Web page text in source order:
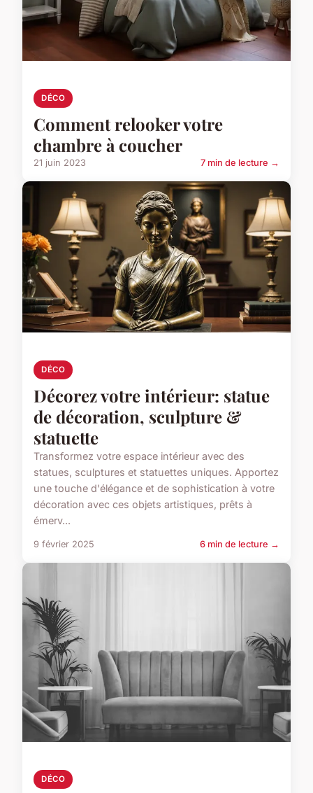
DÉCO
Comment relooker votre
chambre à coucher
21 juin 2023 7 min de lecture →
DÉCO
Décorez votre intérieur: statue
de décoration, sculpture &
statuette
Transformez votre espace intérieur avec des
statues, sculptures et statuettes uniques. Apportez
une touche d'élégance et de sophistication à votre
décoration avec ces objets artistiques, prêts à
émerv...
9 février 2025 6 min de lecture →
DÉCO